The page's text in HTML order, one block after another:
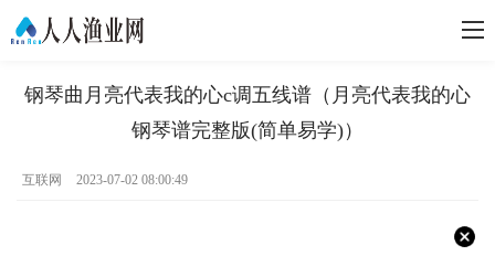
钢琴曲月亮代表我的心c调五线谱（月亮代表我的心
钢琴谱完整版(简单易学)）
互联网 2023-07-02 08:00:49